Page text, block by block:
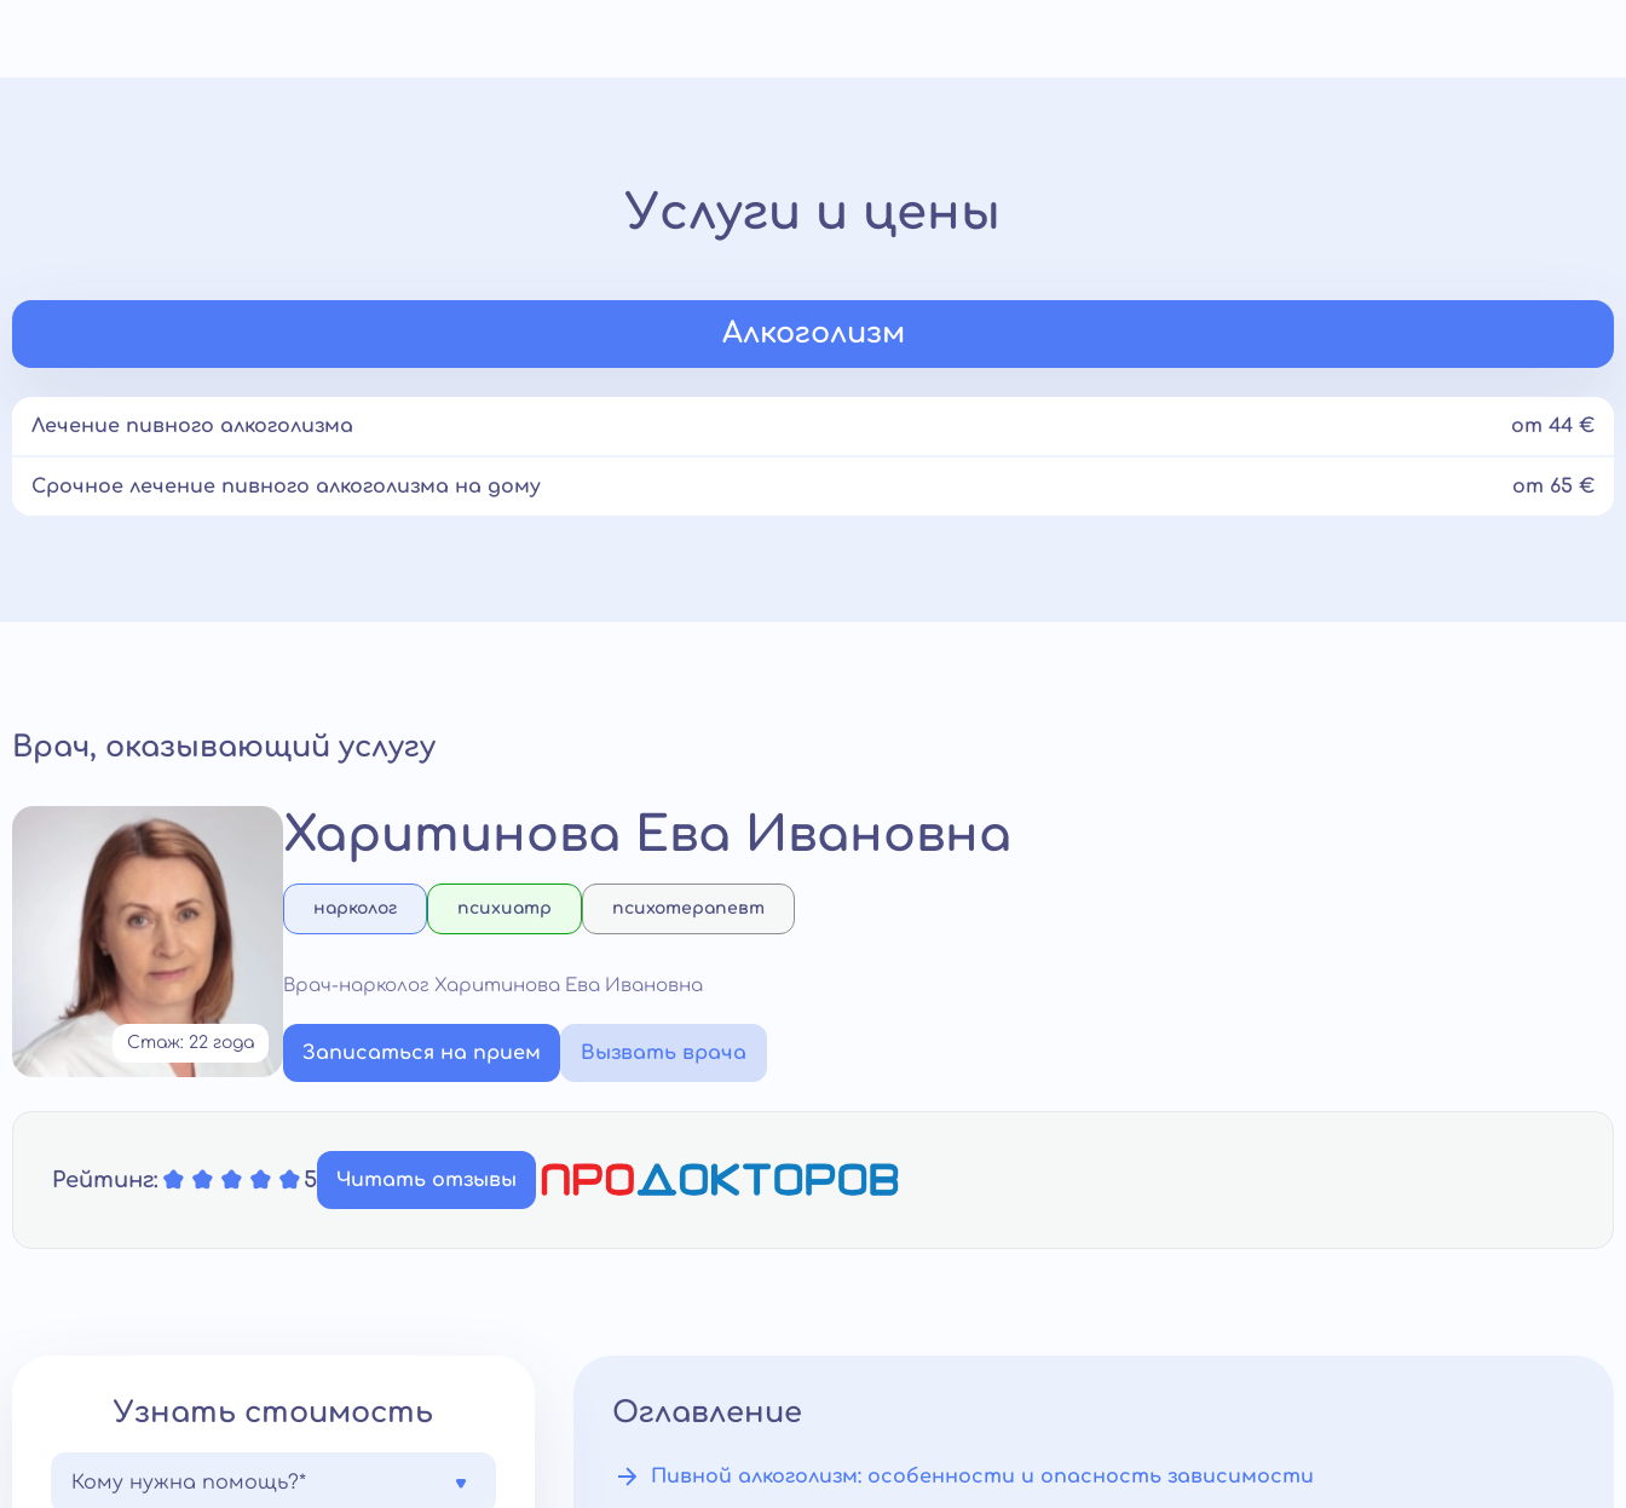
Услуги и цены
Алкоголизм
Лечение пивного алкоголизма от 44 €
Срочное лечение пивного алкоголизма на дому от 65 €
Врач, оказывающий услугу
Стаж: 22 года
Харитинова Ева Ивановна
нарколог психиатр психотерапевт
Врач-нарколог Харитинова Ева Ивановна
Записаться на прием Вызвать врача
Рейтинг: 5 Читать отзывы
Узнать стоимость
Кому нужна помощь?*
Оглавление
Пивной алкоголизм: особенности и опасность зависимости